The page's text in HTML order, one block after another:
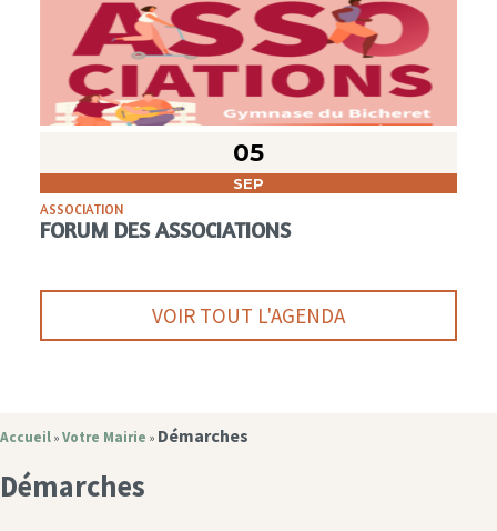
05
SEP
ASSOCIATION
FORUM DES ASSOCIATIONS
VOIR TOUT L'AGENDA
Accueil » Votre Mairie » Démarches
Démarches